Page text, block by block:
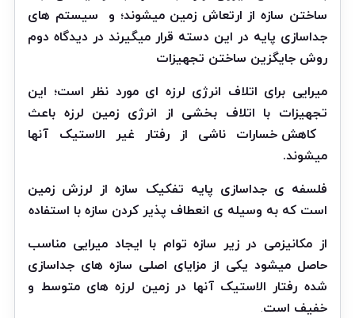
ساختن سازه از ارتعاش زمین میشوند؛ و
سیستم های
جداسازی پایه در این دسته قرار میگیرند در دیدگاه دوم
روش جایگزین ساختن تجهیزات
میرایی برای اتلاف انرژی لرزه ای مورد نظر است؛ این
تجهیزات با اتلاف بخشی از انرژی زمین لرزه باعث
کاهش خسارات ناشی از رفتار غیر الاستیک آنها
میشوند.
فلسفه ی جداسازی پایه تفکیک سازه از لرزش زمین
است که به وسیله ی انعطاف پذیر کردن سازه با استفاده
از مکانیزمی در زیر سازه توام با ایجاد میرایی مناسب
حاصل میشود یکی از مزایای اصلی سازه های جداسازی
شده رفتار الاستیک آنها در زمین لرزه های متوسط و
خفیف است.